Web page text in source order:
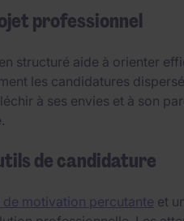
professionnel
structuré aide à orienter
les candidatures
à ses envies et à son
de candidature
de motivation percutante et